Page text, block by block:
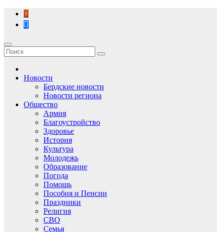
Перейти
содержимому
Новости
Бердские новости
Новости региона
Общество
Армия
Благоустройство
Здоровье
История
Культура
Молодежь
Образование
Погода
Помощь
Пособия и Пенсии
Праздники
Религия
СВО
Семья